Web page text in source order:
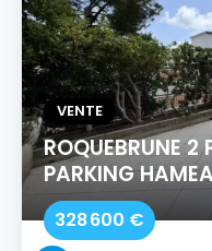
VENTE
ROQUEBRUNE 2
PARKING
328 600 €